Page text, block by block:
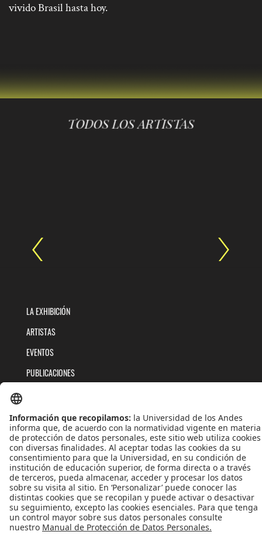
vivido Brasil hasta hoy.
TODOS LOS ARTISTAS
LA EXHIBICIÓN
ARTISTAS
EVENTOS
PUBLICACIONES
POLÍTICAS DE TRATAMIENTOS DE DATOS
TÉRMINOS Y CONDICIONES
Universidad de los Andes | Vigilada MinEducación